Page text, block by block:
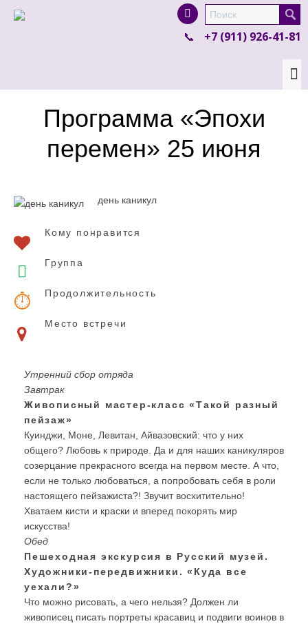
product in a size size .
colour items.
+7 (911) 926-41-81
Программа «Эпохи
перемен» 25 июня
день каникул
Кому понравится
Группа
Продолжительность
Место встречи
Утренний сбор отряда
Завтрак
Живописный мастер-класс «Такой разный
пейзаж»
Куинджи, Моне, Левитан, Айвазовский: что у них
общего? Любовь к природе. Да и для наших каникуляров
созерцание прекрасного всегда на первом месте. А что,
если не только любоваться, а попробовать себя в роли
настоящего пейзажиста?! Звучит восхитительно!
Хватаем кисти и краски и вперед покорять мир
искусства!
Обед
Пешеходная экскурсия в Русский музей.
Художники-передвижники. «Куда все
уехали?»
Что можно рисовать, а чего нельзя? Должен ли
живописец писать портреты красавиц и подвиги воинов в